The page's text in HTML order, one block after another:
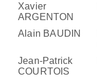
Xavier
ARGENTON
Alain BAUDIN
Jean-Patrick
COURTOIS